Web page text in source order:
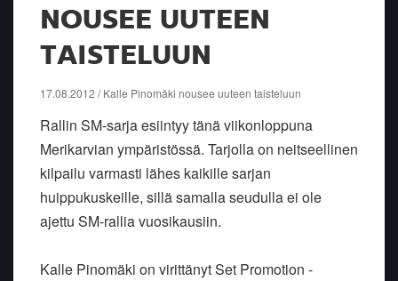
NOUSEE UUTEEN
TAISTELUUN
17.08.2012 / Kalle Pinomäki nousee uuteen taisteluun
Rallin SM-sarja esiintyy tänä viikonloppuna
Merikarvian ympäristössä. Tarjolla on neitseellinen
kilpailu varmasti lähes kaikille sarjan
huippukuskeille, sillä samalla seudulla ei ole
ajettu SM-rallia vuosikausiin.
Kalle Pinomäki on virittänyt Set Promotion -